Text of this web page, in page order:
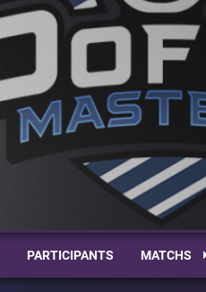
PARTICIPANTS MATCHS